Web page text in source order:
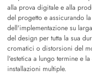
alla prova digitale e alla
del progetto e assicurando
dell'implementazione su
del design per tutta la sua
cromatici o distorsioni del
l'estetica a lungo termine e
installazioni multiple.